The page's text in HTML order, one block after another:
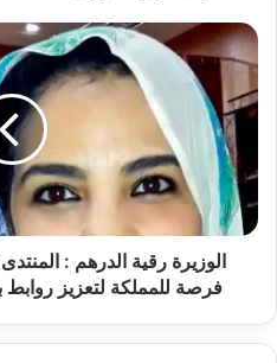
و
ز
ل
د
ت
ع
ا
ل
و
ز
ة
ر
ق
الوزيرة رقية الدرهم :
فرصة للمملكة لتعزيز